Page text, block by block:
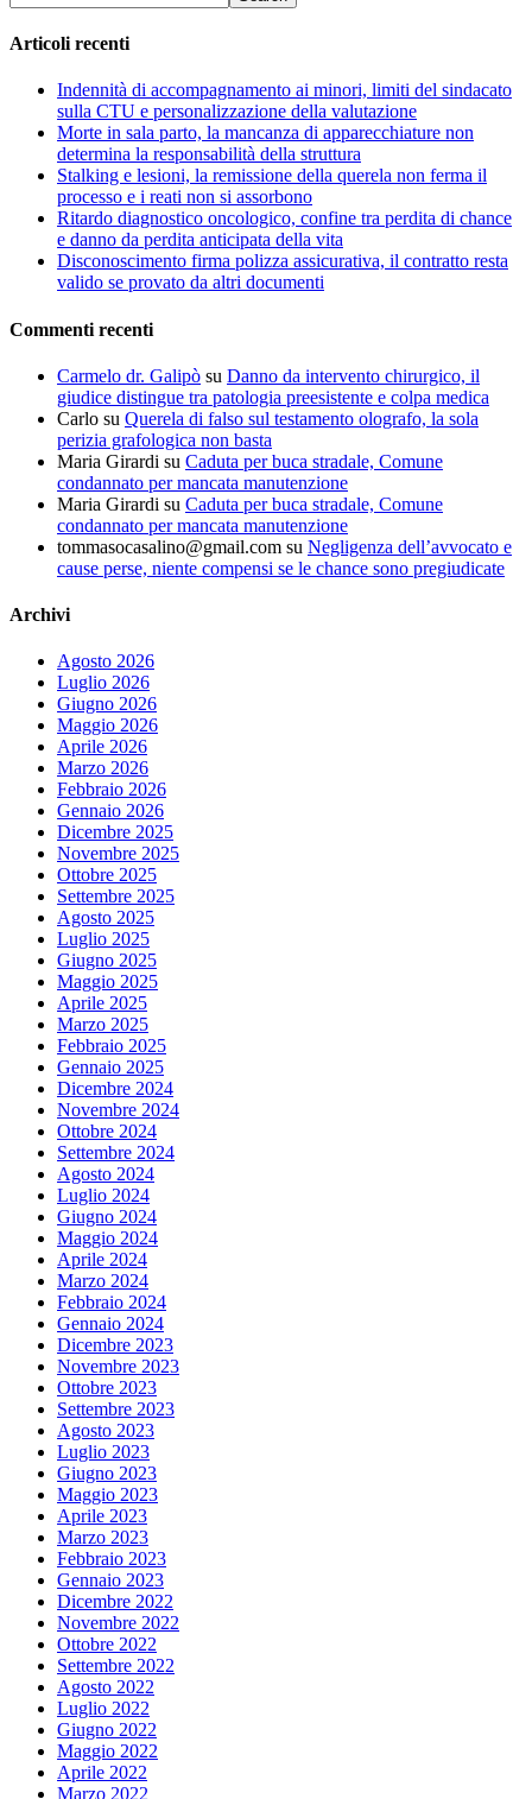
Articoli recenti
Indennità di accompagnamento ai minori, limiti del sindacato
sulla CTU e personalizzazione della valutazione
Morte in sala parto, la mancanza di apparecchiature non
determina la responsabilità della struttura
Stalking e lesioni, la remissione della querela non ferma il
processo e i reati non si assorbono
Ritardo diagnostico oncologico, confine tra perdita di chance
e danno da perdita anticipata della vita
Disconoscimento firma polizza assicurativa, il contratto resta
valido se provato da altri documenti
Commenti recenti
Carmelo dr. Galipò su Danno da intervento chirurgico, il
giudice distingue tra patologia preesistente e colpa medica
Carlo su Querela di falso sul testamento olografo, la sola
perizia grafologica non basta
Maria Girardi su Caduta per buca stradale, Comune
condannato per mancata manutenzione
Maria Girardi su Caduta per buca stradale, Comune
condannato per mancata manutenzione
tommasocasalino@gmail.com su Negligenza dell’avvocato e
cause perse, niente compensi se le chance sono pregiudicate
Archivi
Agosto 2026
Luglio 2026
Giugno 2026
Maggio 2026
Aprile 2026
Marzo 2026
Febbraio 2026
Gennaio 2026
Dicembre 2025
Novembre 2025
Ottobre 2025
Settembre 2025
Agosto 2025
Luglio 2025
Giugno 2025
Maggio 2025
Aprile 2025
Marzo 2025
Febbraio 2025
Gennaio 2025
Dicembre 2024
Novembre 2024
Ottobre 2024
Settembre 2024
Agosto 2024
Luglio 2024
Giugno 2024
Maggio 2024
Aprile 2024
Marzo 2024
Febbraio 2024
Gennaio 2024
Dicembre 2023
Novembre 2023
Ottobre 2023
Settembre 2023
Agosto 2023
Luglio 2023
Giugno 2023
Maggio 2023
Aprile 2023
Marzo 2023
Febbraio 2023
Gennaio 2023
Dicembre 2022
Novembre 2022
Ottobre 2022
Settembre 2022
Agosto 2022
Luglio 2022
Giugno 2022
Maggio 2022
Aprile 2022
Marzo 2022